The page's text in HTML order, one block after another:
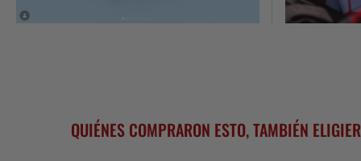
QUIÉNES COMPRARON ESTO, TAMBIÉN